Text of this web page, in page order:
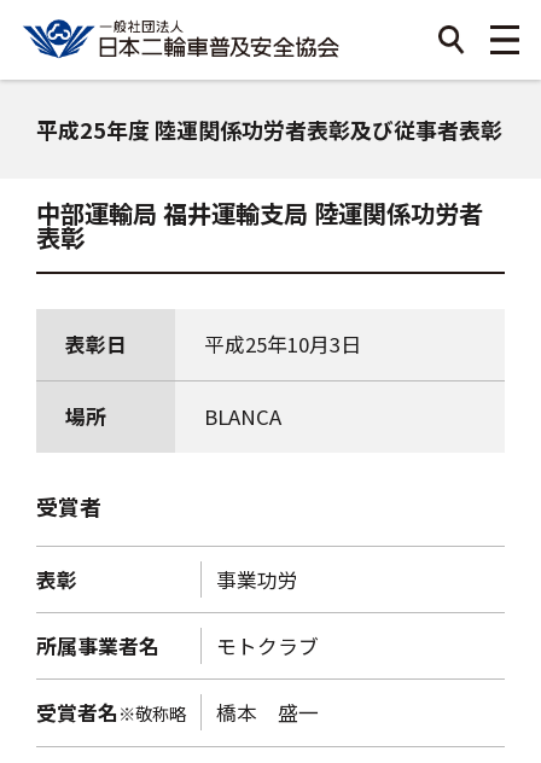
平成25年度 陸運関係功労者表彰及び従事者表彰
中部運輸局 福井運輸支局 陸運関係功労者
表彰
表彰日 平成25年10月3日
場所 BLANCA
受賞者
表彰 事業功労
所属事業者名 モトクラブ
受賞者名※敬称略 橋本 盛一